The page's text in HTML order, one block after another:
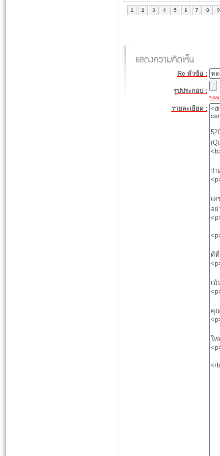
1 2 3 4 5 6 7 8 9
Re หัวข้อ :
รูปประกอบ :
*เฉ
รายละเอียด :